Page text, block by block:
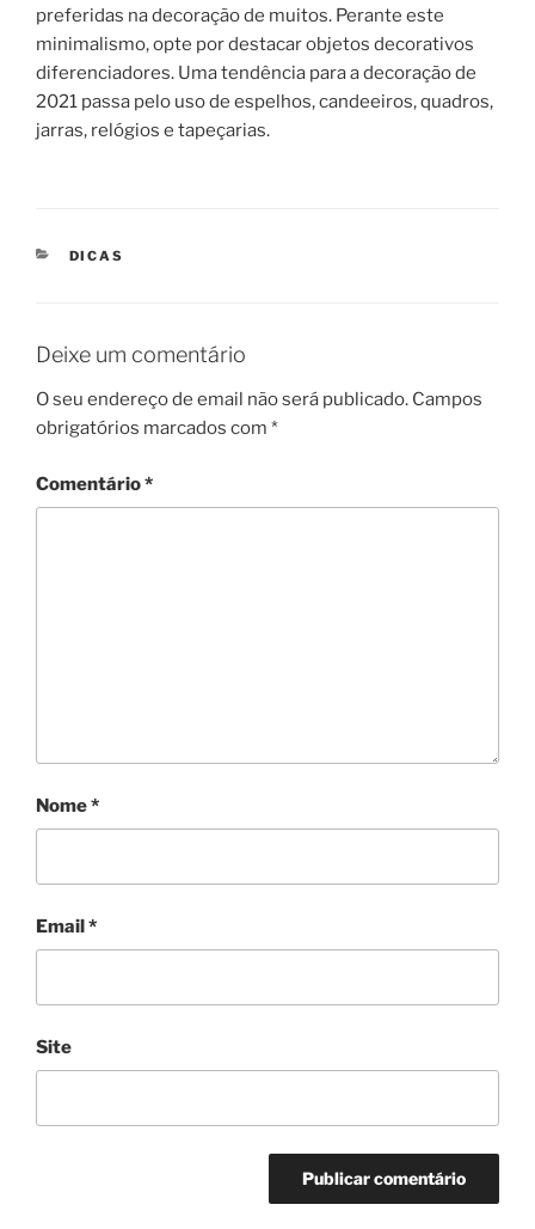
preferidas na decoração de muitos. Perante este
minimalismo, opte por destacar objetos decorativos
diferenciadores. Uma tendência para a decoração de
2021 passa pelo uso de espelhos, candeeiros, quadros,
jarras, relógios e tapeçarias.
CATEGORIAS
DICAS
Deixe um comentário
O seu endereço de email não será publicado. Campos
obrigatórios marcados com *
Comentário*
Nome*
Email*
Site